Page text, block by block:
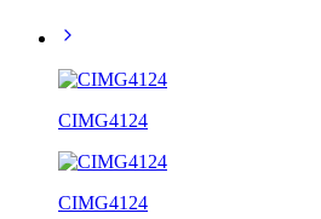
CIMG4124
CIMG4124